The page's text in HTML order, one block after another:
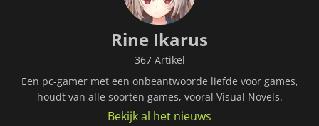
Rine Ikarus
367 Artikel
Een pc-gamer met een onbeantwoorde liefde voor games,
houdt van alle soorten games, vooral Visual Novels.
Bekijk al het nieuws